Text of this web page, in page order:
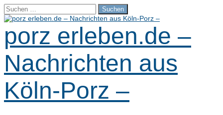
Suchen
nach:
porz erleben.de –
Nachrichten aus
Köln-Porz –